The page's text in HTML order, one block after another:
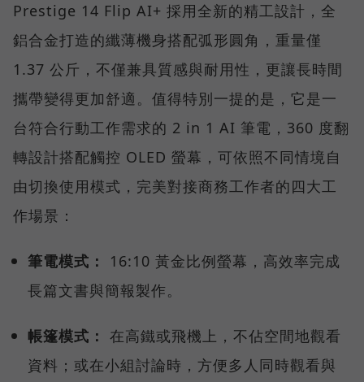
Prestige 14 Flip AI+ 採用全新的精工設計，全
鋁合金打造的纖薄機身搭配弧形圓角，重量僅
1.37 公斤，不僅兼具質感與耐用性，更讓長時間
攜帶變得更加舒適。值得特別一提的是，它是一
台符合行動工作需求的 2 in 1 AI 筆電，360 度翻
轉設計搭配觸控 OLED 螢幕，可依照不同情境自
由切換使用模式，完美對接商務工作者的四大工
作場景：
筆電模式：
16:10 黃金比例螢幕，高效率完成
長篇文書與簡報製作。
帳篷模式： 在高鐵或飛機上，不佔空間地觀看
資料；或在小組討論時，方便多人同時觀看與